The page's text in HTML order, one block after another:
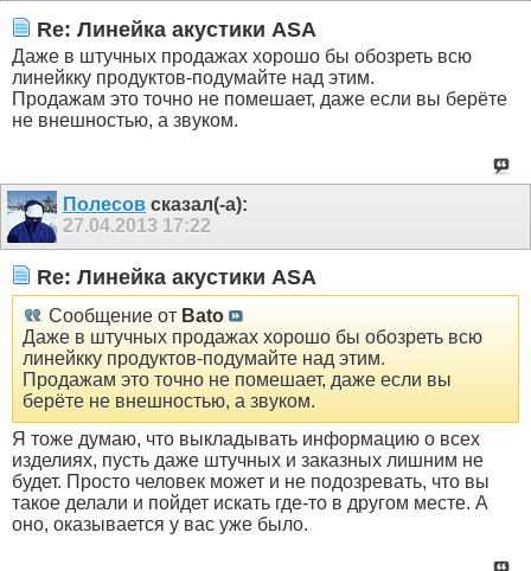
Re: Линейка акустики ASA
Даже в штучных продажах хорошо бы обозреть всю
линейкку продуктов-подумайте над этим.
Продажам это точно не помешает, даже если вы берёте
не внешностью, а звуком.
Полесовсказал(-а):
27.04.2013 17:22
Re: Линейка акустики ASA
Сообщение от Bato
Даже в штучных продажах хорошо бы обозреть всю
линейкку продуктов-подумайте над этим.
Продажам это точно не помешает, даже если вы
берёте не внешностью, а звуком.
Я тоже думаю, что выкладывать информацию о всех
изделиях, пусть даже штучных и заказных лишним не
будет. Просто человек может и не подозревать, что вы
такое делали и пойдет искать где-то в другом месте. А
оно, оказывается у вас уже было.